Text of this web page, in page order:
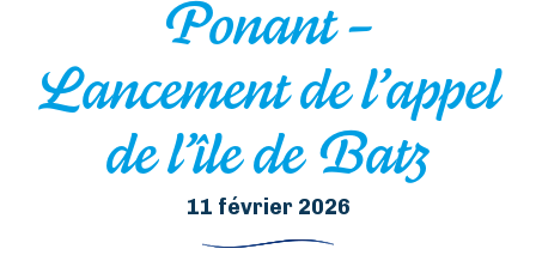
Ponant –
Lancement de l’appel
de l’île de Batz
11 février 2026